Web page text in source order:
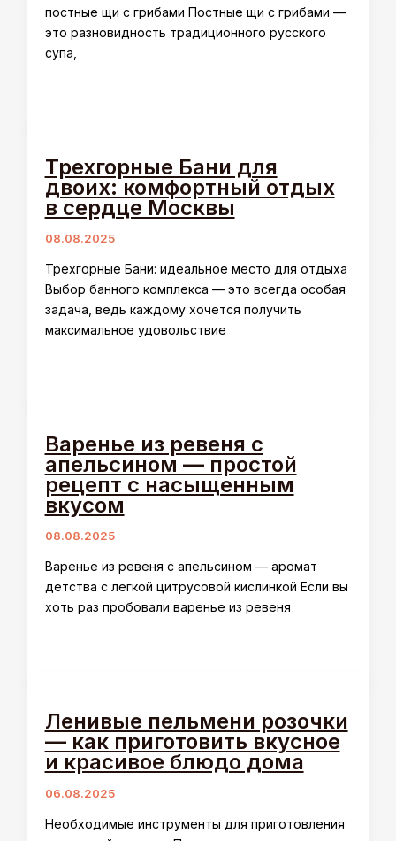
постные щи с грибами Постные щи с грибами —
это разновидность традиционного русского
супа,
Трехгорные Бани для
двоих: комфортный отдых
в сердце Москвы
08.08.2025
Трехгорные Бани: идеальное место для отдыха
Выбор банного комплекса — это всегда особая
задача, ведь каждому хочется получить
максимальное удовольствие
Варенье из ревеня с
апельсином — простой
рецепт с насыщенным
вкусом
08.08.2025
Варенье из ревеня с апельсином — аромат
детства с легкой цитрусовой кислинкой Если вы
хоть раз пробовали варенье из ревеня
Ленивые пельмени розочки
— как приготовить вкусное
и красивое блюдо дома
06.08.2025
Необходимые инструменты для приготовления